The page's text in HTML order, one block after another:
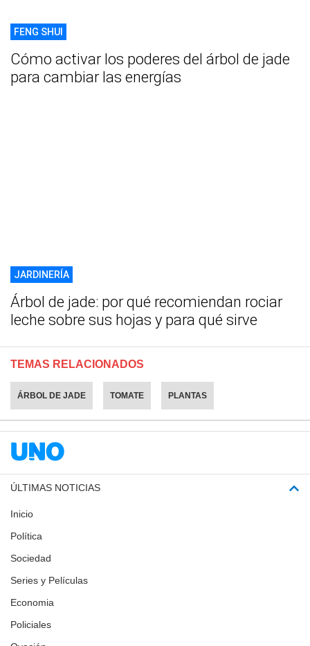
FENG SHUI
Cómo activar los poderes del árbol de jade
para cambiar las energías
JARDINERÍA
Árbol de jade: por qué recomiendan rociar
leche sobre sus hojas y para qué sirve
TEMAS RELACIONADOS
ÁRBOL DE JADE TOMATE PLANTAS
ÚLTIMAS NOTICIAS
Inicio
Política
Sociedad
Series y Películas
Economia
Policiales